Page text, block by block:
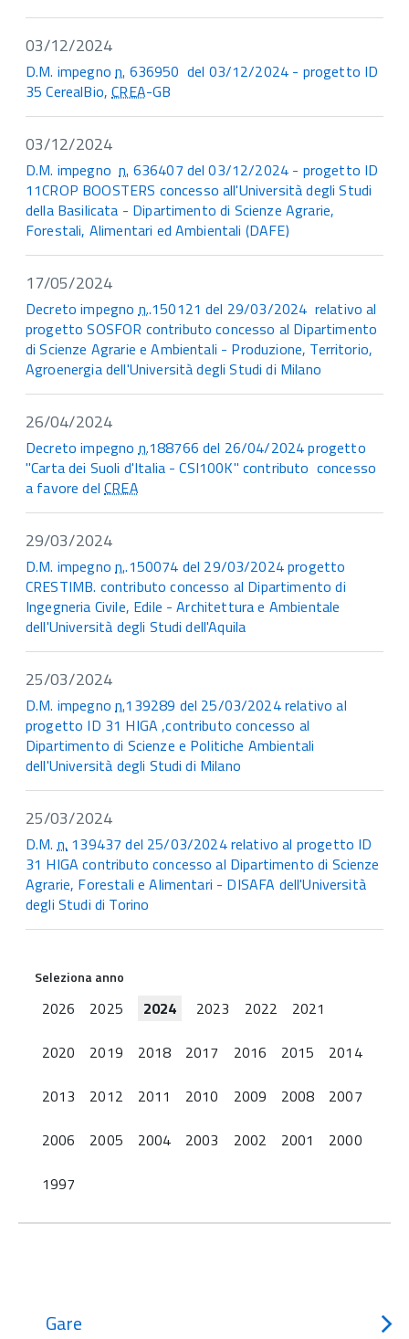
03/12/2024
D.M. impegnon. 636950 del 03/12/2024 - progetto ID
35 CerealBio,CREA-GB
03/12/2024
D.M. impegnon. 636407 del 03/12/2024 - progetto ID
11CROP BOOSTERS concesso all'Università degli Studi
della Basilicata - Dipartimento di Scienze Agrarie,
Forestali, Alimentari ed Ambientali (DAFE)
17/05/2024
Decreto impegnon..150121 del 29/03/2024 relativo al
progetto SOSFOR contributo concesso al Dipartimento
di Scienze Agrarie e Ambientali - Produzione, Territorio,
Agroenergia dell'Università degli Studi di Milano
26/04/2024
Decreto impegnon.188766 del 26/04/2024 progetto
"Carta dei Suoli d'Italia - CSI100K" contributo concesso
a favore delCREA
29/03/2024
D.M. impegnon..150074 del 29/03/2024 progetto
CRESTIMB. contributo concesso al Dipartimento di
Ingegneria Civile, Edile - Architettura e Ambientale
dell'Università degli Studi dell'Aquila
25/03/2024
D.M. impegnon.139289 del 25/03/2024 relativo al
progetto ID 31 HIGA ,contributo concesso al
Dipartimento di Scienze e Politiche Ambientali
dell'Università degli Studi di Milano
25/03/2024
D.M.n. 139437 del 25/03/2024 relativo al progetto ID
31 HIGA contributo concesso al Dipartimento di Scienze
Agrarie, Forestali e Alimentari - DISAFA dell'Università
degli Studi di Torino
Seleziona anno
2026 2025 2024 2023 2022
2021
2020
2019 2018 2017 2016 2015
2014
2013
2012 2011 2010 2009 2008
2007
2006
2005 2004 2003 2002 2001
2000
1997
Gare